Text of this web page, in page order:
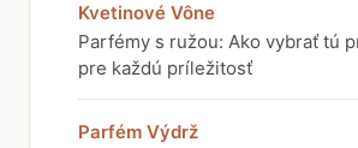
Kvetinové Vône
Parfémy s ružou: Ako vybrať tú
pre každú príležitosť
Parfém Výdrž